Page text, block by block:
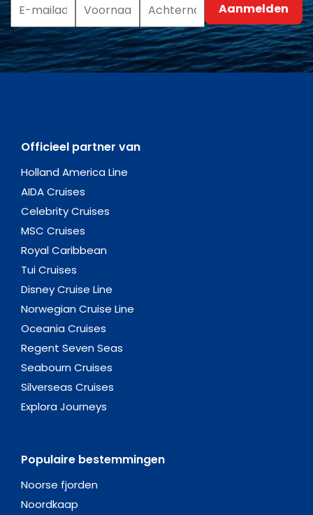
Officieel partner van
Holland America Line
AIDA Cruises
Celebrity Cruises
MSC Cruises
Royal Caribbean
Tui Cruises
Disney Cruise Line
Norwegian Cruise Line
Oceania Cruises
Regent Seven Seas
Seabourn Cruises
Silverseas Cruises
Explora Journeys
Populaire bestemmingen
Noorse fjorden
Noordkaap